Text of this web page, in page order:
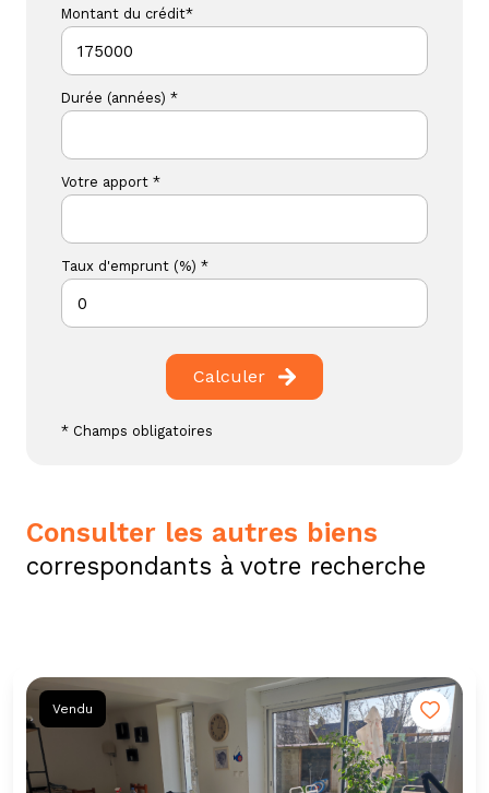
Montant du crédit*
Durée (années) *
Votre apport *
Taux d'emprunt (%) *
Calculer
* Champs obligatoires
consulter les autres biens
correspondants à votre recherche
Vendu